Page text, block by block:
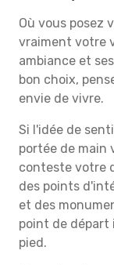
Où vous posez
vraiment votre
ambiance et
bon choix,
envie de vivre.
Si l'idée de
portée de main
conteste votre
des points
et des
point de départ
pied.